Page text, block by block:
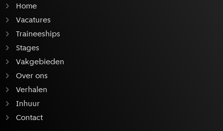
Home
Vacatures
Traineeships
Stages
Vakgebieden
Over ons
Verhalen
Inhuur
Contact